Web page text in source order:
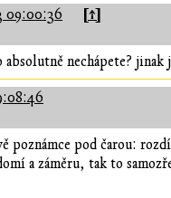
09:00:36 [↑]
nechápete?
poznámce pod čarou:
a záměru, tak to